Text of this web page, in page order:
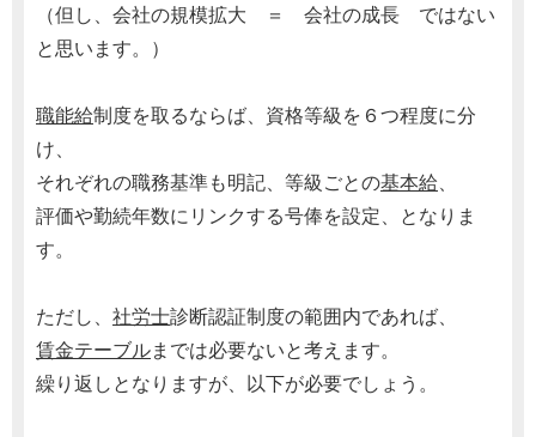
（但し、会社の規模拡大 ＝ 会社の成長 ではない
と思います。）
職能給制度を取るならば、資格等級を６つ程度に分
け、
それぞれの職務基準も明記、等級ごとの基本給、
評価や勤続年数にリンクする号俸を設定、となりま
す。
ただし、 社労士診断認証制度の範囲内であれば、
賃金テーブルまでは必要ないと考えます。
繰り返しとなりますが、以下が必要でしょう。